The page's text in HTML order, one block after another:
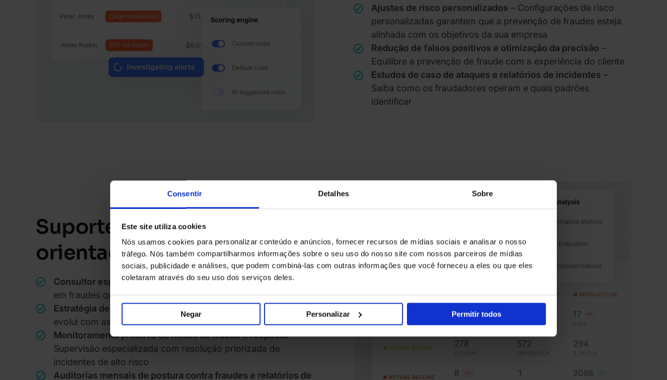
Consentir Detalhes Sobre
Este site utiliza cookies
Nós usamos cookies para personalizar conteúdo e anúncios, fornecer recursos de mídias sociais e analisar o nosso
tráfego. Nós também compartilharmos informações sobre o seu uso do nosso site com nossos parceiros de mídias
sociais, publicidade e análises, que podem combiná-las com outras informações que você forneceu a eles ou que eles
coletaram através do seu uso dos serviços deles.
Negar Personalizar Permitir todos
Ajustes de risco personalizados – Configurações de risco
personalizadas garantem que a prevenção de fraudes esteja
alinhada com os objetivos da sua empresa
Redução de falsos positivos e otimização da precisão –
Equilibre a prevenção de fraude com a experiência do cliente
Estudos de caso de ataques e relatórios de incidentes –
Saiba como os fraudadores operam e quais padrões
identificar
Suporte dedicado e
orientação estratégica
Consultor especializado em fraudes– Um especialista sênior
em fraudes que trabalha lado a lado com sua equipe
Estratégia de risco personalizada
– Sua prevenção de fraude
evolui com as necessidades do seu negócio
Monitoramento proativo de riscos de fraude e resposta–
Supervisão especializada com resolução priorizada de
incidentes de alto risco
Auditorias mensais de postura contra fraudes e relatórios de